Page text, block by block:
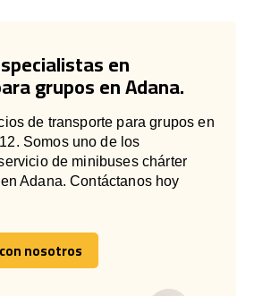
en
grupos en Adana.
de transporte para grupos en
Somos uno de los
de minibuses chárter
Adana. Contáctanos hoy
nosotros
nosotros